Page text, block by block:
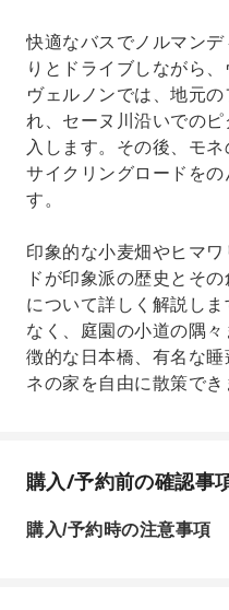
快適なバスでノルマン
りとドライブしながら
ヴェルノンでは、地元
れ、セーヌ川沿いでの
入します。その後、モ
サイクリングロードを
す。
印象的な小麦畑やヒマ
ドが印象派の歴史とそ
について詳しく解説し
なく、庭園の小道の隅
徴的な日本橋、有名な
ネの家を自由に散策でき
購入/予約前の確認事
購入/予約時の注意事項